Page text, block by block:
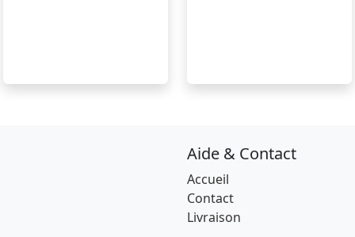
Aide & Contact
Accueil
Contact
Livraison